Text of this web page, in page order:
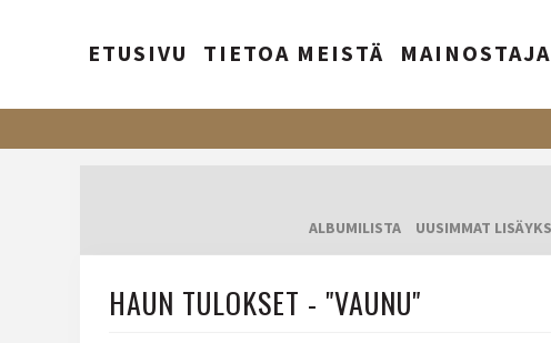
ETUSIVU TIETOA MEISTÄ
ALBUMILISTA
UUSIMMAT
HAUN TULOKSET - "VAUNU"